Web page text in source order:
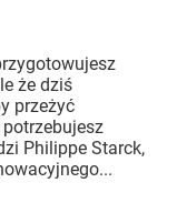
że dziś
przeżyć
potrzebujesz
Philippe Starck,